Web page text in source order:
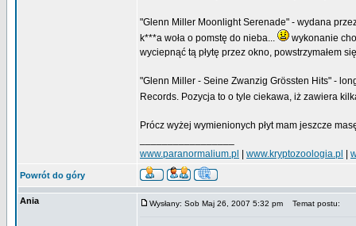
"Glenn Miller Moonlight Serenade" - wydana
k***a woła o pomstę do nieba...
wykonanie
wyciepnąć tą płytę przez okno, powstrzymałem
"Glenn Miller - Seine Zwanzig Grössten Hits" -
Records. Pozycja to o tyle ciekawa, iż zawiera
Prócz wyżej wymienionych płyt mam jeszcze
www.paranormalium.pl
www.kryptozoologia.pl
Powrót do góry
Ania Wysłany: Sob Maj 26, 2007 5:32 pm Temat postu: